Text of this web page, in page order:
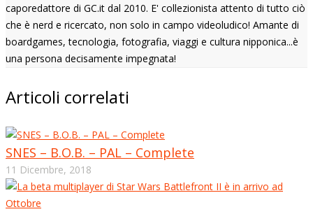
caporedattore di GC.it dal 2010. E' collezionista attento di tutto ciò
che è nerd e ricercato, non solo in campo videoludico! Amante di
boardgames, tecnologia, fotografia, viaggi e cultura nipponica...è
una persona decisamente impegnata!
Articoli correlati
SNES – B.O.B. – PAL – Complete
11 Dicembre, 2018